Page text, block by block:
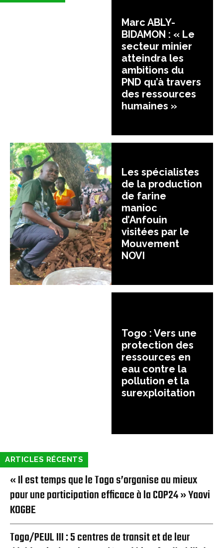
Marc ABLY-
BIDAMON : « Le
secteur minier
atteindra les
ambitions du
PND qu’à travers
des ressources
humaines »
Les spécialistes
de la production
de farine
manioc
d’Anfouin
visitées par le
Mouvement
NOVI
Togo : Vers une
protection des
ressources en
eau contre la
pollution et la
surexploitation
ARTICLES RÉCENTS
« Il est temps que le Togo s’organise au mieux
pour une participation efficace à la COP24 » Yaovi
KOGBE
Togo/PEUL III : 5 centres de transit et de leur